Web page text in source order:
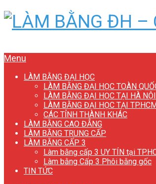
Menu
LÀM BẰNG ĐẠI HỌC
LÀM BẰNG ĐẠI HỌC TOÀN
LÀM BẰNG ĐẠI HỌC TẠI HÀ NỘI
LÀM BẰNG ĐẠI HỌC TẠI TP.HCM
CÁC TỈNH THÀNH KHÁC
LÀM BẰNG CAO ĐẲNG
LÀM BẰNG TRUNG CẤP
LÀM BẰNG CẤP 3
Làm bằng cấp 3 UY TÍN tại
Làm bằng Cấp 3 Phôi bằng gốc
TIN TỨC